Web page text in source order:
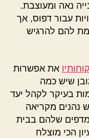
נאה ומעוצבת.
עבור דפוס, אך
להם להרגיש
את אפשרות
שיש כמה
בעיקר לקהל יעד
נהנים מקריאה
שלהם בבית
הכי מוצלח